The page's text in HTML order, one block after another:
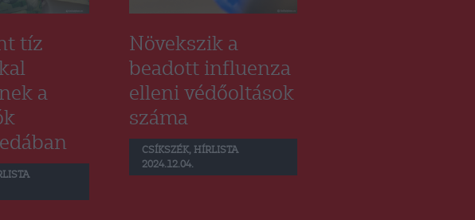
tíz
a
Növekszik a
beadott influenza
elleni védőoltások
száma
CSÍKSZÉK, HÍRLISTA
2024.12.04.